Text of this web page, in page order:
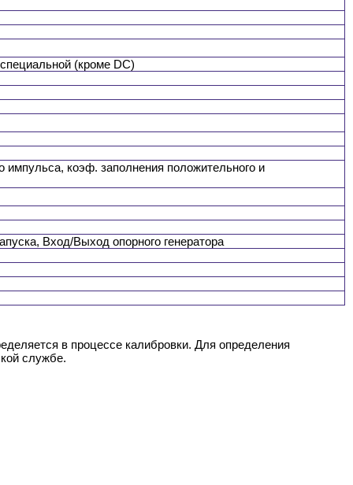
(кроме DC)
импульса, коэф. заполнения положительного и
Вход/Выход опорного генератора
в процессе калибровки. Для определения
службе.